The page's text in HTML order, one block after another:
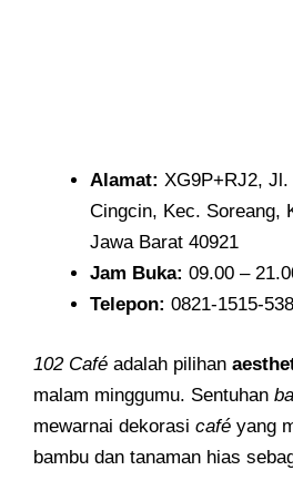
Alamat: XG9P+RJ2, Jl.
Cingcin, Kec. Soreang,
Jawa Barat 40921
Jam Buka: 09.00 –
Telepon: 0821-1515-
102 Café adalah pilihan
malam minggumu. Sentuhan
mewarnai dekorasi café yang
bambu dan tanaman hias